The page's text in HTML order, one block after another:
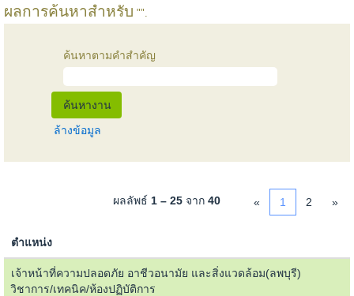
ผลการค้นหาสำหรับ "".
ค้นหาตามคำสำคัญ
ล้างข้อมูล
ผลลัพธ์ 1 – 25 จาก 40 « 1 2 »
ตำแหน่ง
เจ้าหน้าที่ความปลอดภัย อาชีวอนามัย และสิ่งแวดล้อม(ลพบุรี)
วิชาการ/เทคนิค/ห้องปฏิบัติการ